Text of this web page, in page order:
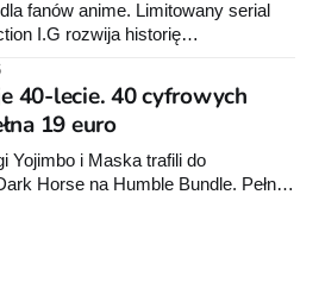
fanów anime. Limitowany serial
I.G rozwija historię
nadziei" z serii „Gwiezdne
osiem odcinków jest już dostępnych
40-lecie. 40 cyfrowych
19 euro
Yojimbo i Maska trafili do
Horse na Humble Bundle. Pełny
sierpnia.